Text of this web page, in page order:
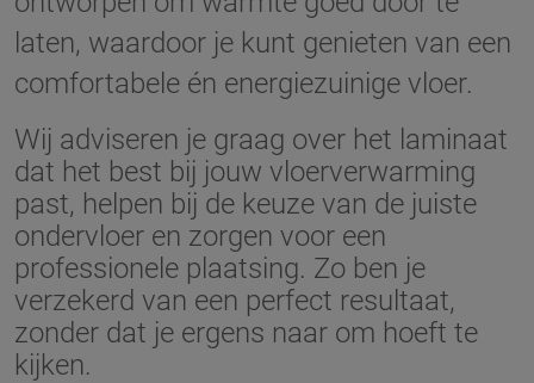
laten, waardoor je kunt genieten van een
comfortabele én energiezuinige vloer.
Wij adviseren je graag over het laminaat
dat het best bij jouw vloerverwarming
past, helpen bij de keuze van de juiste
ondervloer en zorgen voor een
professionele plaatsing. Zo ben je
verzekerd van een perfect resultaat,
zonder dat je ergens naar om hoeft te
kijken.